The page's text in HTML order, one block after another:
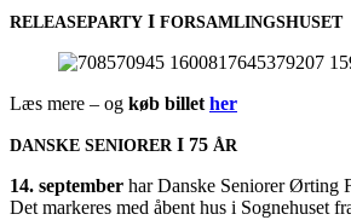
RELEASEPARTY I FORSAMLINGSHUSET
Læs mere – og køb bil­let her
DANSKE SENIORER I 75 ÅR
14. sep­tem­ber har Dan­ske Seni­o­rer Ørting
Det mar­ke­res med åbent hus i Sog­ne­hu­set